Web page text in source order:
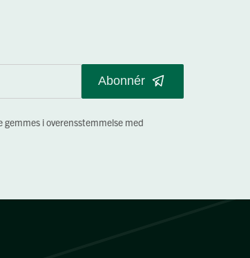
Abonnér
i overensstemmelse med